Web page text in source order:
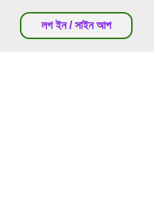
লগ ইন / সাইন আপ